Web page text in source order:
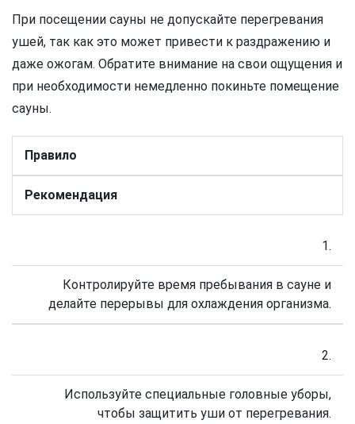
При посещении сауны не допускайте перегревания
ушей, так как это может привести к раздражению и
даже ожогам. Обратите внимание на свои ощущения и
при необходимости немедленно покиньте помещение
сауны.
Правило
Рекомендация
1.
Контролируйте время пребывания в сауне и
делайте перерывы для охлаждения организма.
2.
Используйте специальные головные уборы,
чтобы защитить уши от перегревания.